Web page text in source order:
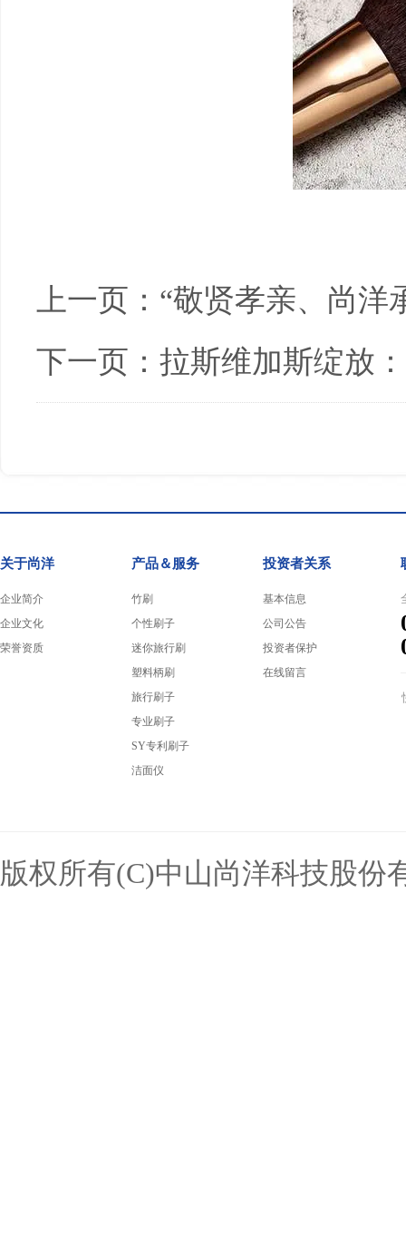
上一页： “敬贤孝亲、尚洋
下一页： 拉斯维加斯绽放
关于尚洋
企业简介
企业文化
荣誉资质
产品＆服务
竹刷
个性刷子
迷你旅行刷
塑料柄刷
旅行刷子
专业刷子
SY专利刷子
洁面仪
投资者关系
基本信息
公司公告
投资者保护
在线留言
版权所有(C)中山尚洋科技股